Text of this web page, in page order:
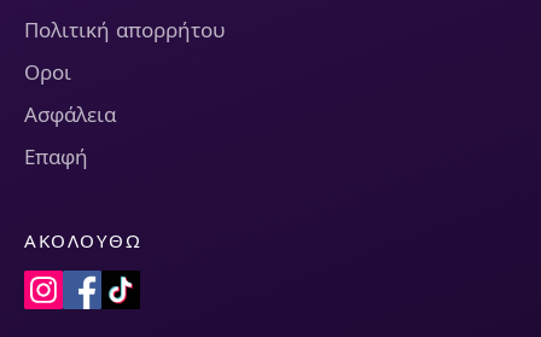
Πολιτική απορρήτου
Οροι
Ασφάλεια
Επαφή
ΑΚΟΛΟΥΘΏ